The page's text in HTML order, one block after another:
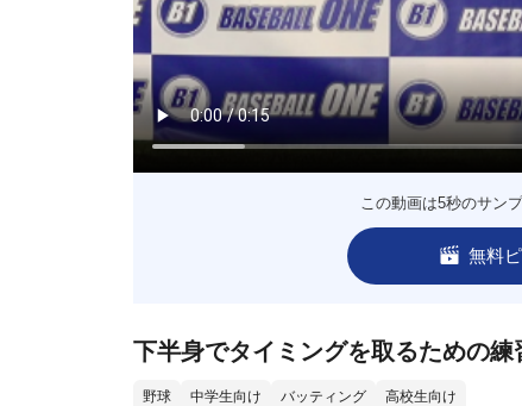
この動画は5秒のサン
無料
下半身でタイミングを取るための練
野球 中学生向け バッティング 高校生向け